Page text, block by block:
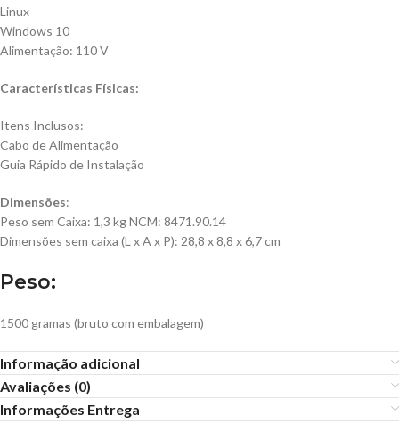
Linux
Windows 10
Alimentação: 110 V
Características Físicas:
Itens Inclusos:
Cabo de Alimentação
Guia Rápido de Instalação
Dimensões:
Peso sem Caixa: 1,3 kg NCM: 8471.90.14
Dimensões sem caixa (L x A x P): 28,8 x 8,8 x 6,7 cm
Peso:
1500 gramas (bruto com embalagem)
Informação adicional
Avaliações (0)
Informações Entrega